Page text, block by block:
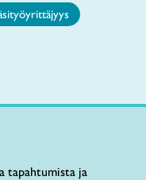
tapahtumista ja